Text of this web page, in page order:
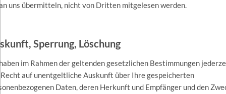
uns übermitteln, nicht von Dritten mitgelesen werden.
Sperrung, Löschung
im Rahmen der geltenden gesetzlichen Bestimmungen
auf unentgeltliche Auskunft über Ihre gespeicherten
Daten, deren Herkunft und Empfänger und den